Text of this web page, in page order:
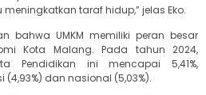
taraf hidup,” jelas Eko.
bahwa UMKM memiliki peran besar
Kota Malang. Pada tahun 2024,
Pendidikan ini mencapai 5,41%,
dan nasional (5,03%).